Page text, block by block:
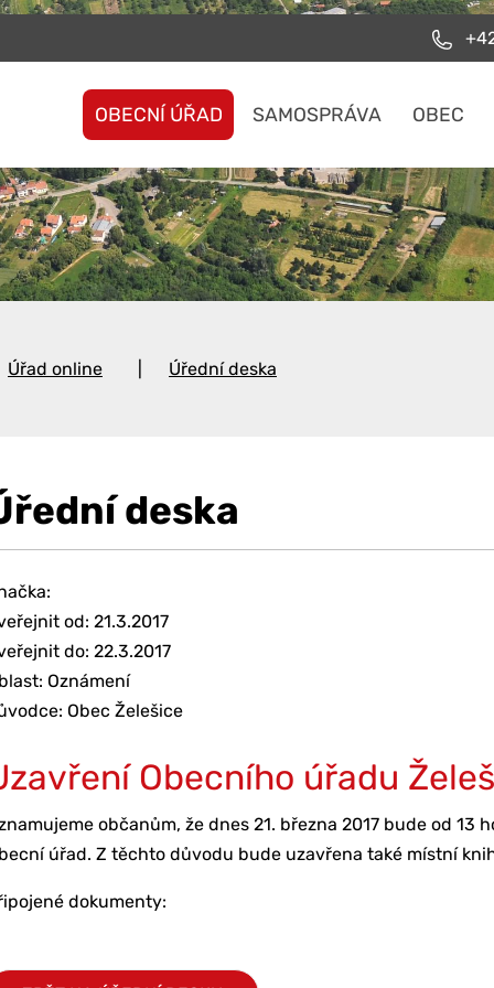
OBECNÍ ÚŘAD SAMOSPRÁVA OBEC
Úřad online Úřední deska
deska
od: 21.3.2017
do: 22.3.2017
Oznámení
Obec Želešice
Obecního úřadu
občanům, že dnes 21. března 2017 bude od
úřad. Z těchto důvodu bude uzavřena také místní
dokumenty: